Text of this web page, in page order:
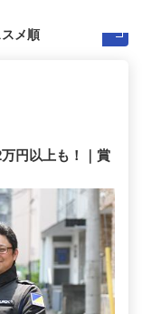
円以上も！｜賞